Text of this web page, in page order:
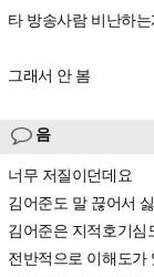
타 방송사람 비난하
그래서 안 봄
음
너무 저질이던데요
김어준도 말 끊어서
김어준은 지적호기심
전반적으로 이해도가